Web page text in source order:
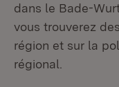
dans le Bade-
vous trouverez
région et sur la
régional.